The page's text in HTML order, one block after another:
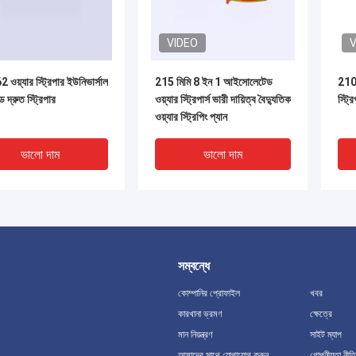
স্ট্রিপার ইউনিভার্সাল
দ্রুত স্ট্রিপার
ভালো দাম
VIDEO
215 মিমি 8 ইন 1 আইসোলেটেড
ওয়্যার স্ট্রিপার্স ভারী দায়িত্ব বৈদ্যুতিক
ওয়্যার স্ট্রিপিং প্যান
ভালো দাম
210
সম্বন্ধে
কোম্পানির প্রোফাইল
কারখানা ভ্রমণ
মান নিয়ন্ত্রণ
খবর
ক্ষেত্রে
সাইট ম্যাপ